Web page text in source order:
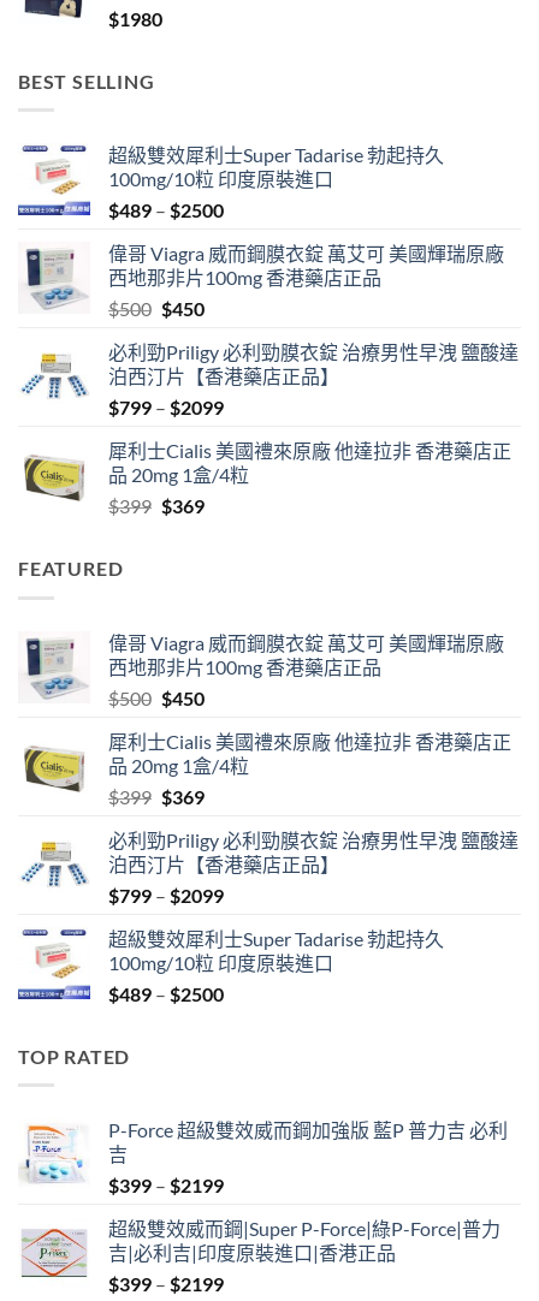
$1980
BEST SELLING
超級雙效犀利士Super Tadarise 勃起持久
100mg/10粒 印度原裝進口
$489 – $2500Price
$489
through
偉哥 Viagra 威而鋼膜衣錠 萬艾可 美國輝瑞原廠
西地那非片100mg 香港藥店正品
$500 Original
was:
$500.
$450Current
is:
$450.
必利勁Priligy 必利勁膜衣錠 治療男性早洩 鹽酸達
泊西汀片【香港藥店正品】
$799 – $2099Price
$799
through
犀利士Cialis 美國禮來原廠 他達拉非 香港藥店正
品 20mg 1盒/4粒
$399 Original
$369Current
FEATURED
偉哥 Viagra 威而鋼膜衣錠 萬艾可 美國輝瑞原廠
西地那非片100mg 香港藥店正品
$500 Original
was:
$500.
$450Current
is:
$450.
犀利士Cialis 美國禮來原廠 他達拉非 香港藥店正
品 20mg 1盒/4粒
$399 Original
was:
$399.
$369Current
is:
$369.
必利勁Priligy 必利勁膜衣錠 治療男性早洩 鹽酸達
泊西汀片【香港藥店正品】
$799 – $2099Price
$799
through
$2099
超級雙效犀利士Super Tadarise 勃起持久
100mg/10粒 印度原裝進口
$489 – $2500Price
TOP RATED
P-Force 超級雙效威而鋼加強版 藍P 普力吉 必利
吉
$399 – $2199Price
$399
through
$2199
超級雙效威而鋼|Super P-Force|綠P-Force|普力
吉|必利吉|印度原裝進口|香港正品
$399 – $2199Price